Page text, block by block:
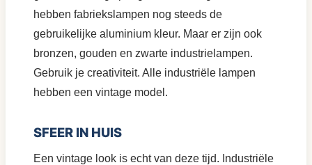
hebben fabriekslampen nog steeds de
gebruikelijke aluminium kleur. Maar er zijn ook
bronzen, gouden en zwarte industrielampen.
Gebruik je creativiteit. Alle industriële lampen
hebben een vintage model.
SFEER IN HUIS
Een vintage look is echt van deze tijd. Industriële